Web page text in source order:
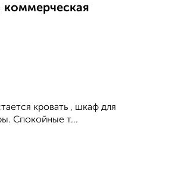
кровать , шкаф для
Спокойные т...